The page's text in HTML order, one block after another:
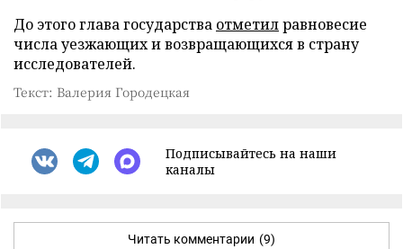
До этого глава государства отметилравновесие
числа уезжающих и возвращающихся в страну
исследователей.
Текст: Валерия Городецкая
Подписывайтесь на наши
каналы
Читать комментарии (9)